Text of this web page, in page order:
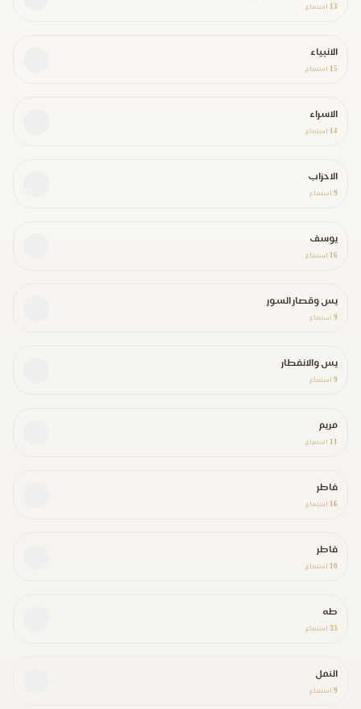
13 استماع
الانبياء
15 استماع
الاسراء
14 استماع
الاحزاب
9 استماع
يوسف
16 استماع
يس وقصار السور
9 استماع
يس والانفطار
9 استماع
مريم
11 استماع
فاطر
16 استماع
فاطر
10 استماع
طه
33 استماع
النمل
9 استماع